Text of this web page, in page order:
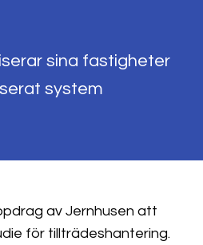
sina fastigheter
system
av Jernhusen att
för tillträdeshantering.